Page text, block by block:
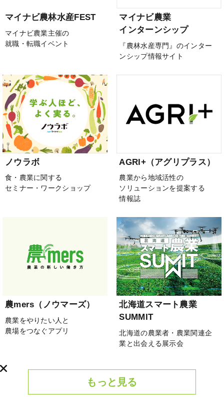
マイナビ農林水産FEST
マイナビ農業主催の
就職・転職イベント
マイナビ農業
インターンシップ
『農林水産専門』のインター
ンシップ情報サイト
ノウラボ
食・農業に関する
セミナー・ワークショップ
AGRI+（アグリプラス）
農業から地域活性の
ソリューションを提案する
情報誌
農mers（ノウマーズ）
農業をやりたい人と
農場をつなぐアプリ
北海道スマート農業
SUMMIT
北海道の農業者・農業関連企
業と出会える展示会
もっと見る